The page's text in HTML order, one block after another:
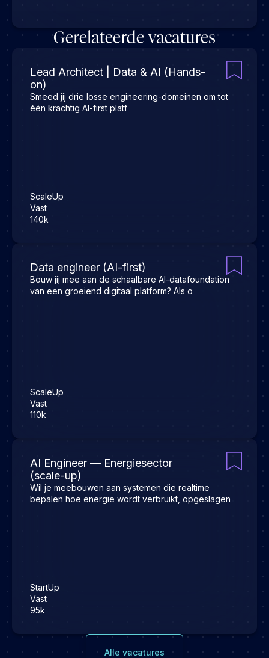
Gerelateerde vacatures
Lead Architect | Data & AI (Hands-
on)
Smeed jij drie losse engineering-domeinen om tot
één krachtig AI-first platf
ScaleUp
Vast
140k
Data engineer (AI-first)
Bouw jij mee aan de schaalbare AI-datafoundation
van een groeiend digitaal platform? Als o
ScaleUp
Vast
110k
AI Engineer — Energiesector
(scale-up)
Wil je meebouwen aan systemen die realtime
bepalen hoe energie wordt verbruikt, opgeslagen
StartUp
Vast
95k
Alle vacatures